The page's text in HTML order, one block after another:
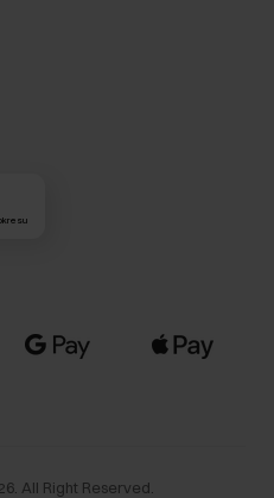
. All Right Reserved.